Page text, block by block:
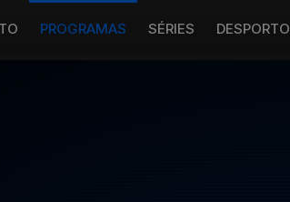
PROGRAMAS SÉRIES DESPORTO